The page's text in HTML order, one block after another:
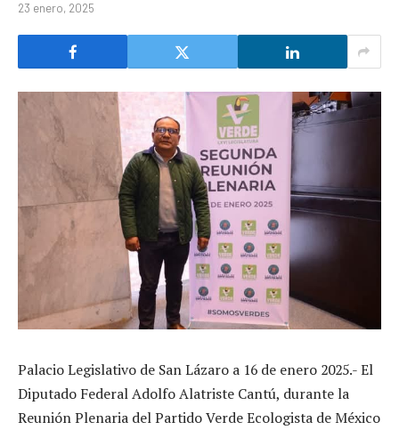
23 enero, 2025
Palacio Legislativo de San Lázaro a 16 de enero 2025.- El
Diputado Federal Adolfo Alatriste Cantú, durante la
Reunión Plenaria del Partido Verde Ecologista de México